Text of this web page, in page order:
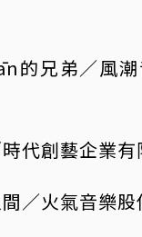
的兄弟／風
代創藝企業有
／火氣音樂股